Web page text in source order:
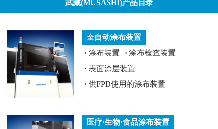
武藏(MUSASHI)产品目录
全自动涂布装置
· 涂布装置 · 涂布检查装置
· 表面涂层装置
· 供FPD使用的涂布装置
医疗·生物·食品涂布装置